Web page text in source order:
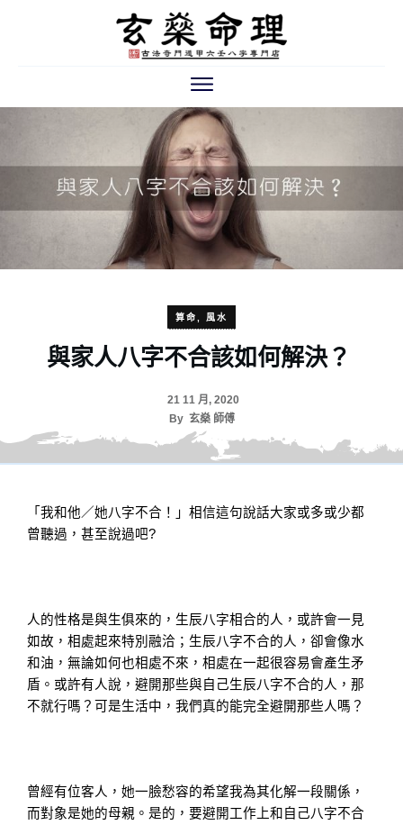
算命 風水
與家人八字不合該如何解決？
21 11 月, 2020
By 玄燊 師傅
「我和他／她八字不合！」相信這句說話大家或多或少都
曾聽過，甚至說過吧?
人的性格是與生俱來的，生辰八字相合的人，或許會一見
如故，相處起來特別融洽；生辰八字不合的人，卻會像水
和油，無論如何也相處不來，相處在一起很容易會產生矛
盾。或許有人說，避開那些與自己生辰八字不合的人，那
不就行嗎？可是生活中，我們真的能完全避開那些人嗎？
曾經有位客人，她一臉愁容的希望我為其化解一段關係，
而對象是她的母親。是的，要避開工作上和自己八字不合